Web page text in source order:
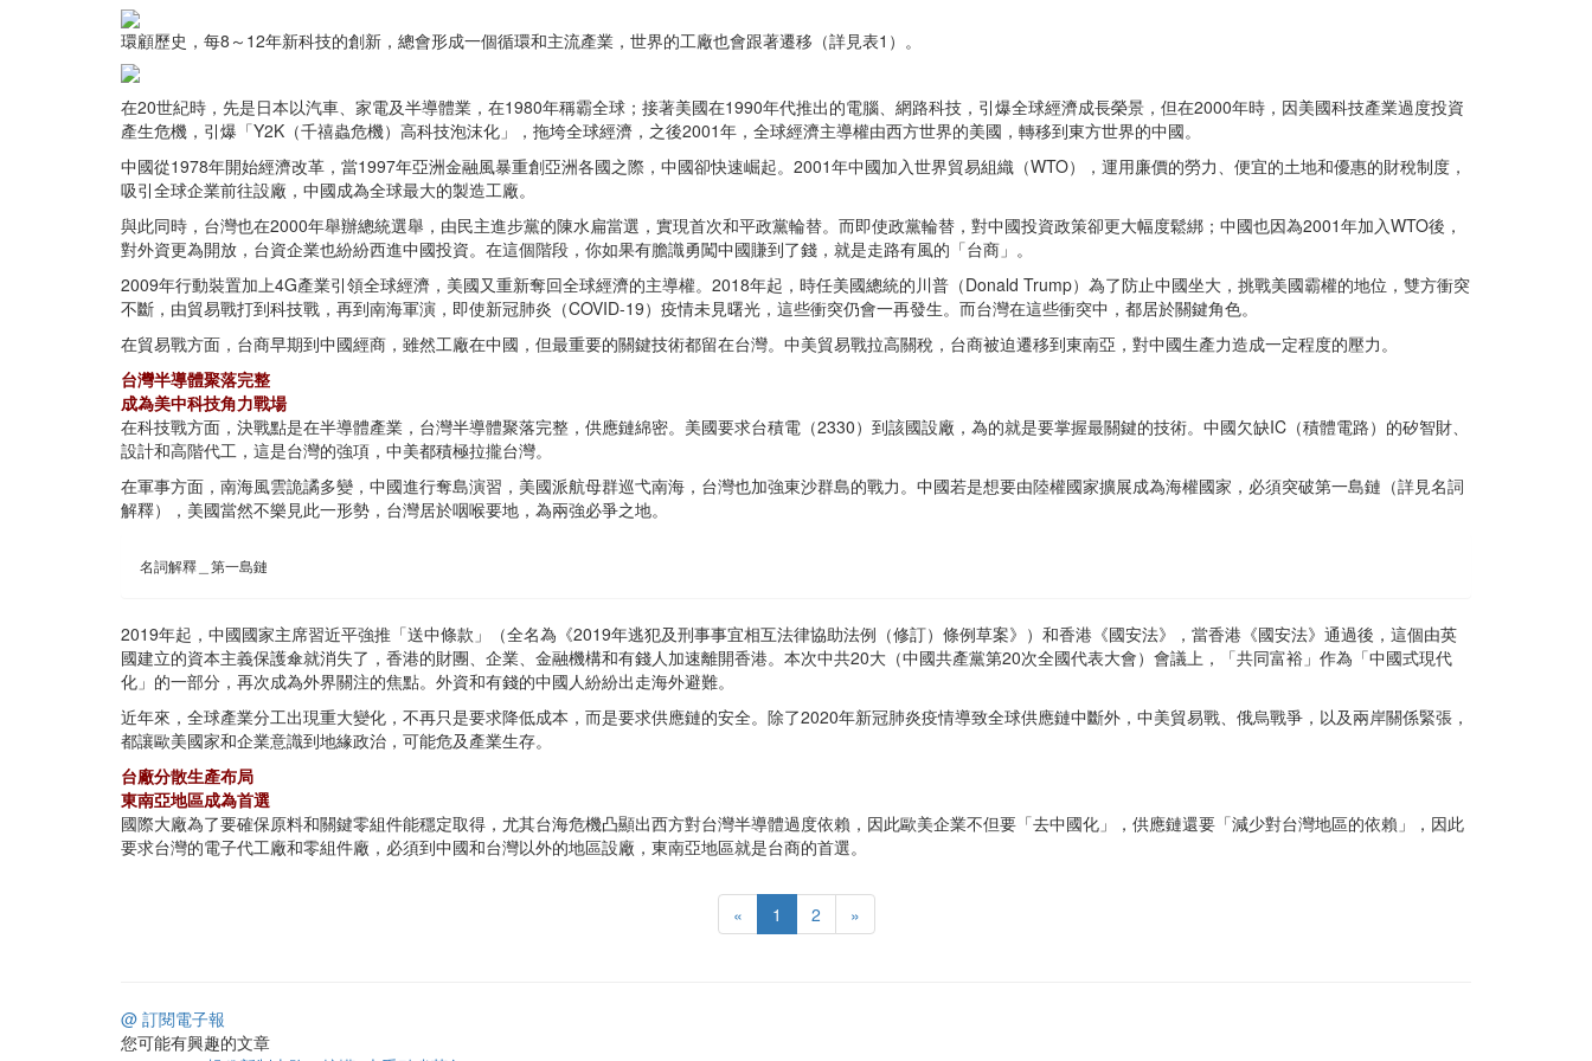
環顧歷史，每8～12年新科技的創新，總會形成一個循環和主流產業，世界的工廠也會跟著遷移（詳見表1）。
在20世紀時，先是日本以汽車、家電及半導體業，在1980年稱霸全球；接著美國在1990年代推出的電腦、網路科技，引爆全球經濟成長榮景，但在2000年時，因美國科技產業過度投資
產生危機，引爆「Y2K（千禧蟲危機）高科技泡沫化」，拖垮全球經濟，之後2001年，全球經濟主導權由西方世界的美國，轉移到東方世界的中國。
中國從1978年開始經濟改革，當1997年亞洲金融風暴重創亞洲各國之際，中國卻快速崛起。2001年中國加入世界貿易組織（WTO），運用廉價的勞力、便宜的土地和優惠的財稅制度，
吸引全球企業前往設廠，中國成為全球最大的製造工廠。
與此同時，台灣也在2000年舉辦總統選舉，由民主進步黨的陳水扁當選，實現首次和平政黨輪替。而即使政黨輪替，對中國投資政策卻更大幅度鬆綁；中國也因為2001年加入WTO後，
對外資更為開放，台資企業也紛紛西進中國投資。在這個階段，你如果有膽識勇闖中國賺到了錢，就是走路有風的「台商」。
2009年行動裝置加上4G產業引領全球經濟，美國又重新奪回全球經濟的主導權。2018年起，時任美國總統的川普（Donald Trump）為了防止中國坐大，挑戰美國霸權的地位，雙方衝突
不斷，由貿易戰打到科技戰，再到南海軍演，即使新冠肺炎（COVID-19）疫情未見曙光，這些衝突仍會一再發生。而台灣在這些衝突中，都居於關鍵角色。
在貿易戰方面，台商早期到中國經商，雖然工廠在中國，但最重要的關鍵技術都留在台灣。中美貿易戰拉高關稅，台商被迫遷移到東南亞，對中國生產力造成一定程度的壓力。
台灣半導體聚落完整
成為美中科技角力戰場
在科技戰方面，決戰點是在半導體產業，台灣半導體聚落完整，供應鏈綿密。美國要求台積電（2330）到該國設廠，為的就是要掌握最關鍵的技術。中國欠缺IC（積體電路）的矽智財、
設計和高階代工，這是台灣的強項，中美都積極拉攏台灣。
在軍事方面，南海風雲詭譎多變，中國進行奪島演習，美國派航母群巡弋南海，台灣也加強東沙群島的戰力。中國若是想要由陸權國家擴展成為海權國家，必須突破第一島鏈（詳見名詞
解釋），美國當然不樂見此一形勢，台灣居於咽喉要地，為兩強必爭之地。
名詞解釋＿第一島鏈
2019年起，中國國家主席習近平強推「送中條款」（全名為《2019年逃犯及刑事事宜相互法律協助法例（修訂）條例草案》）和香港《國安法》，當香港《國安法》通過後，這個由英
國建立的資本主義保護傘就消失了，香港的財團、企業、金融機構和有錢人加速離開香港。本次中共20大（中國共產黨第20次全國代表大會）會議上，「共同富裕」作為「中國式現代
化」的一部分，再次成為外界關注的焦點。外資和有錢的中國人紛紛出走海外避難。
近年來，全球產業分工出現重大變化，不再只是要求降低成本，而是要求供應鏈的安全。除了2020年新冠肺炎疫情導致全球供應鏈中斷外，中美貿易戰、俄烏戰爭，以及兩岸關係緊張，
都讓歐美國家和企業意識到地緣政治，可能危及產業生存。
台廠分散生產布局
東南亞地區成為首選
國際大廠為了要確保原料和關鍵零組件能穩定取得，尤其台海危機凸顯出西方對台灣半導體過度依賴，因此歐美企業不但要「去中國化」，供應鏈還要「減少對台灣地區的依賴」，因此
要求台灣的電子代工廠和零組件廠，必須到中國和台灣以外的地區設廠，東南亞地區就是台商的首選。
« 1 2 »
@ 訂閱電子報
您可能有興趣的文章